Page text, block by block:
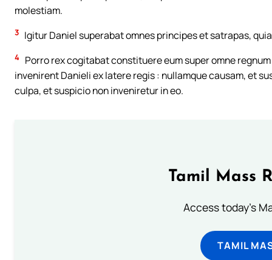
molestiam.
3 Igitur Daniel superabat omnes principes et satrapas,
4 Porro rex cogitabat constituere eum super omne
invenirent Danieli ex latere regis : nullamque causam, et
culpa, et suspicio non inveniretur in eo.
Tamil Mass
Access today's
TAMIL